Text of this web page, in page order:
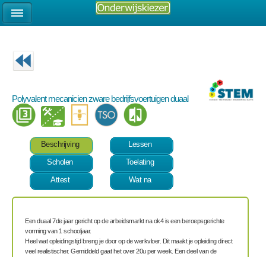
Polyvalent mecanicien zware bedrijfsvoertuigen duaal
Beschrijving
Lessen
Scholen
Toelating
Attest
Wat na
Een duaal 7dejaar gericht op de arbeidsmarkt na ok4 is een beroepsgerichte
vorming van 1 schooljaar.
Heel wat opleidingstijd breng je door op de werkvloer. Dit maakt je opleiding direct
veel realistischer. Gemiddeld gaat het over 20u per week. Een deel van de